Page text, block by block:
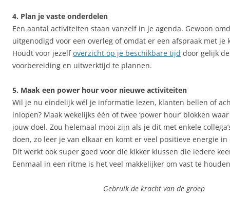
4. Plan je vaste onderdelen
Een aantal activiteiten staan vanzelf in je agenda. Gewoon
uitgenodigd voor een overleg of omdat er een afspraak met je
Houdt voor jezelfoverzicht op je beschikbare tijd door gelijk
voorbereiding en uitwerktijd te plannen.
5. Maak een power hour voor nieuwe activiteiten
Wil je nu eindelijk wél je informatie lezen, klanten bellen of
inlopen? Maak wekelijks één of twee ‘power hour’ blokken
jouw doel. Zou helemaal mooi zijn als je dit met enkele
doen, zo leer je van elkaar en komt er veel positieve energie in
Dit werkt ook super goed voor die kikker klussen die iedere
Eenmaal in een ritme is het veel makkelijker om vast te
Gebruik de kracht van de groep